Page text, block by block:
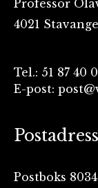
Professor
4021
Tel.: 51 87 40
E-post:
Postboks 8034